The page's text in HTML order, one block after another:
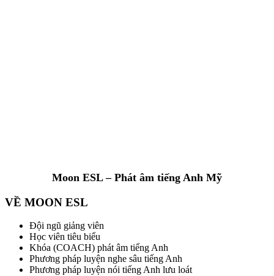
Moon ESL – Phát âm tiếng Anh Mỹ
VỀ MOON ESL
Đội ngũ giảng viên
Học viên tiêu biểu
Khóa (COACH) phát âm tiếng Anh
Phương pháp luyện nghe sâu tiếng Anh
Phương pháp luyện nói tiếng Anh lưu loát